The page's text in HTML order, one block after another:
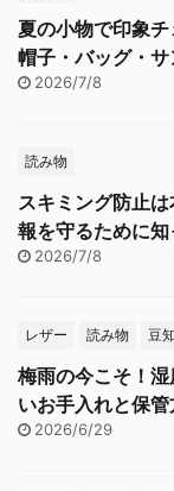
夏の小物で印象
帽子・バッグ・
2026/7/8
読み物
スキミング防止
報を守るために
2026/7/8
レザー 読み物 豆
梅雨の今こそ！
いお手入れと保管
2026/6/29